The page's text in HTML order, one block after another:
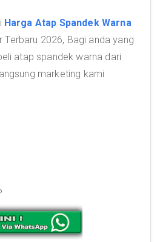
Harga Atap Spandek Warna
Terbaru 2026, Bagi anda yang
atap spandek warna dari
marketing kami